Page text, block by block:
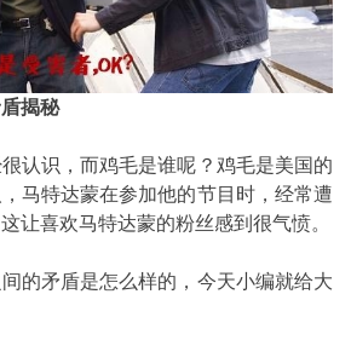
揭秘
认识，而鸡毛是谁呢？鸡毛是美国的
马特达蒙在参加他的节目时，经常遭
让喜欢马特达蒙的粉丝感到很气愤。
的矛盾是怎么样的，今天小编就给大